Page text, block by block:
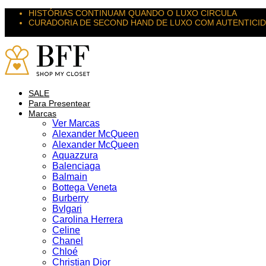
HISTÓRIAS CONTINUAM QUANDO O LUXO CIRCULA
CURADORIA DE SECOND HAND DE LUXO COM
SALE
Para Presentear
Marcas
Ver Marcas
Alexander McQueen
Alexander McQueen
Aquazzura
Balenciaga
Balmain
Bottega Veneta
Burberry
Bvlgari
Carolina Herrera
Celine
Chanel
Chloé
Christian Dior